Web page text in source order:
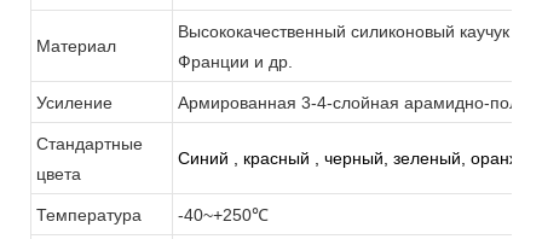
Материал
Высококачественный силиконовый каучук
Франции и др.
Усиление Армированная 3-4-слойная арамидно-
Стандартные
цвета
Синий красный , черный, зеленый,
Температура -40~+250℃